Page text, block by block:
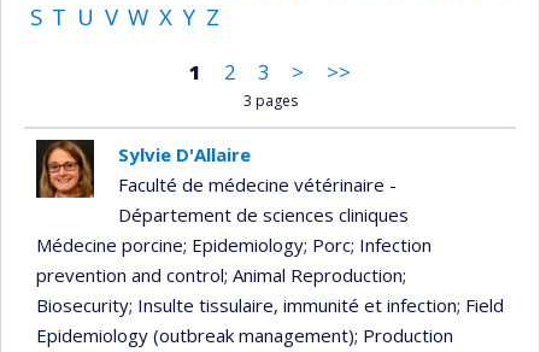
S T U V W X Y Z
1 2 3 > >>
3 pages
Sylvie D'Allaire
Faculté de médecine vétérinaire -
Département de sciences cliniques
Médecine porcine; Epidemiology; Porc; Infection
prevention and control; Animal Reproduction;
Biosecurity; Insulte tissulaire, immunité et infection; Field
Epidemiology (outbreak management); Production